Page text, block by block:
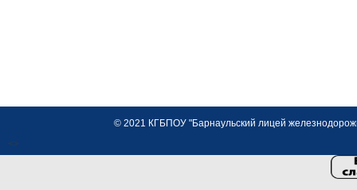
© 2021 КГБПОУ "Барнаульский лицей
<>